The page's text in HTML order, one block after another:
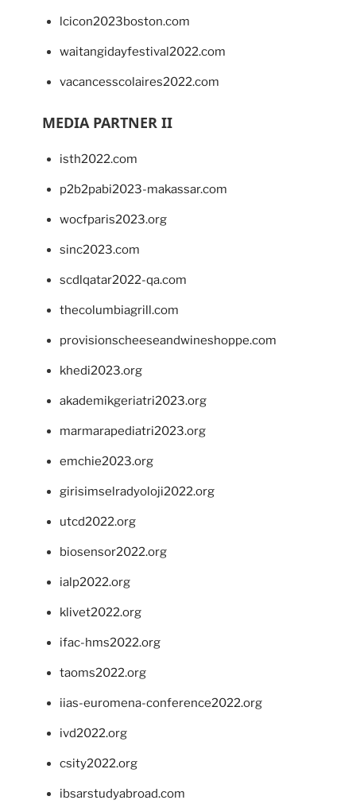
lcicon2023boston.com
waitangidayfestival2022.com
vacancesscolaires2022.com
MEDIA PARTNER II
isth2022.com
p2b2pabi2023-makassar.com
wocfparis2023.org
sinc2023.com
scdlqatar2022-qa.com
thecolumbiagrill.com
provisionscheeseandwineshoppe.com
khedi2023.org
akademikgeriatri2023.org
marmarapediatri2023.org
emchie2023.org
girisimselradyoloji2022.org
utcd2022.org
biosensor2022.org
ialp2022.org
klivet2022.org
ifac-hms2022.org
taoms2022.org
iias-euromena-conference2022.org
ivd2022.org
csity2022.org
ibsarstudyabroad.com